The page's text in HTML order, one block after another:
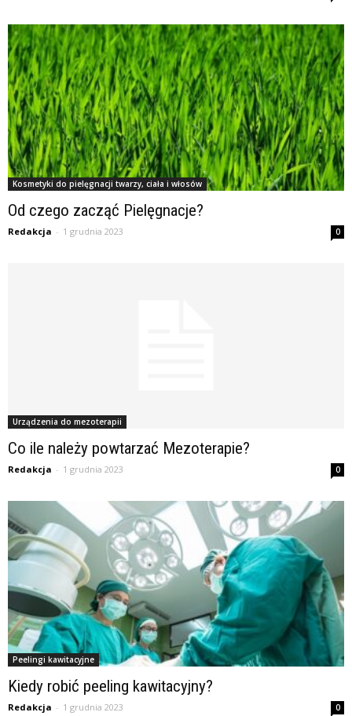
Kosmetyki do pielęgnacji twarzy, ciała i włosów
Od czego zacząć Pielęgnacje?
Redakcja - 1 grudnia 2023 0
Urządzenia do mezoterapii
Co ile należy powtarzać Mezoterapie?
Redakcja - 1 grudnia 2023 0
Peelingi kawitacyjne
Kiedy robić peeling kawitacyjny?
Redakcja - 1 grudnia 2023 0